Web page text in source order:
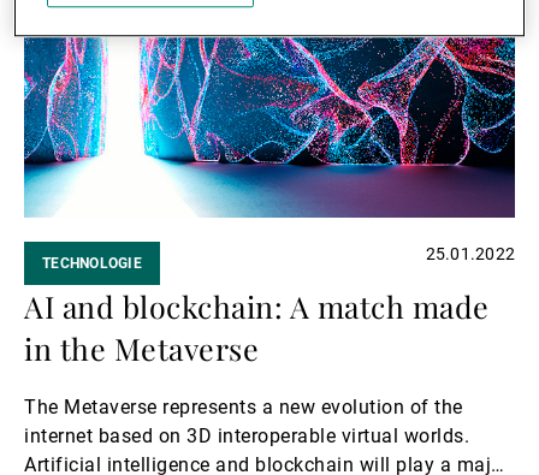
suite
TECHNOLOGIE 25.01.2022
AI and blockchain: A match made
in the Metaverse
The Metaverse represents a new evolution of the
internet based on 3D interoperable virtual worlds.
Artificial intelligence and blockchain will play a major